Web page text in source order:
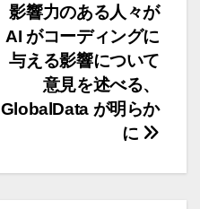
影響力のある人々が
AI がコーディングに
与える影響について
意見を述べる、
GlobalData が明らか
に